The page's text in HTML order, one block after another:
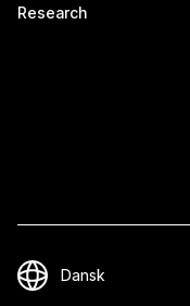
Research